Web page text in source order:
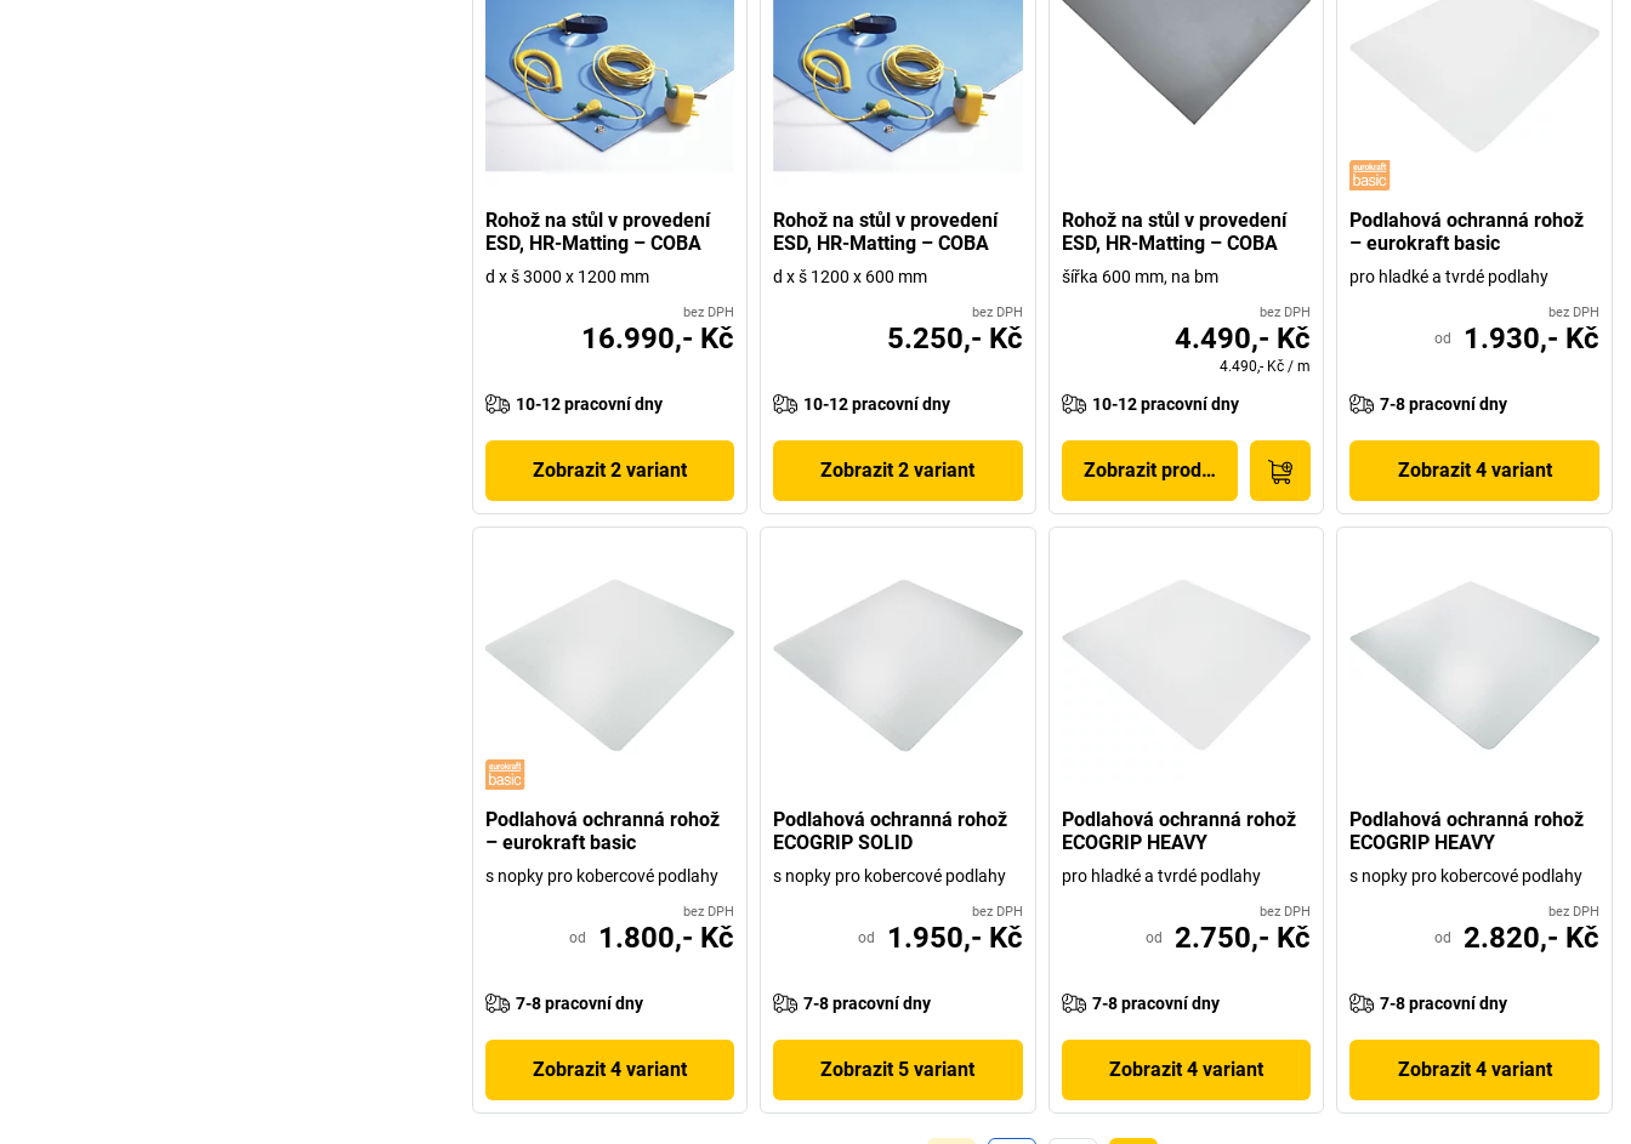
Rohož na stůl v provedení
ESD, HR-Matting – COBA
d x š 3000 x 1200 mm
bez DPH
16.990,- Kč
10-12 pracovní dny
Zobrazit 2 variant
Rohož na stůl v provedení
ESD, HR-Matting – COBA
d x š 1200 x 600 mm
bez DPH
5.250,- Kč
10-12 pracovní dny
Zobrazit 2 variant
Rohož na stůl v provedení
ESD, HR-Matting – COBA
šířka 600 mm, na bm
bez DPH
4.490,- Kč
4.490,- Kč /m
10-12 pracovní dny
Zobrazit produkt
Podlahová ochranná rohož
– eurokraft basic
pro hladké a tvrdé podlahy
bez DPH
od 1.930,- Kč
7-8 pracovní dny
Zobrazit 4 variant
Podlahová ochranná rohož
– eurokraft basic
s nopky pro kobercové podlahy
bez DPH
od 1.800,- Kč
7-8 pracovní dny
Zobrazit 4 variant
Podlahová ochranná rohož
ECOGRIP SOLID
s nopky pro kobercové podlahy
bez DPH
od 1.950,- Kč
7-8 pracovní dny
Zobrazit 5 variant
Podlahová ochranná rohož
ECOGRIP HEAVY
pro hladké a tvrdé podlahy
bez DPH
od 2.750,- Kč
7-8 pracovní dny
Zobrazit 4 variant
Podlahová ochranná rohož
ECOGRIP HEAVY
s nopky pro kobercové podlahy
bez DPH
od 2.820,- Kč
7-8 pracovní dny
Zobrazit 4 variant